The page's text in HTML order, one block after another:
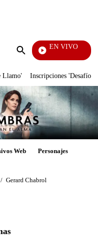
Enviar
EN VIVO
Pura Diversión
Llamo' Inscripciones 'Desafío'
Web Personajes
/ Gerard Chabrol